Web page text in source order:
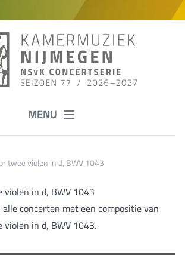
MENU
twee violen in d, BWV 1043
violen in d, BWV 1043
concerten met een compositie van
violen in d, BWV 1043.